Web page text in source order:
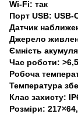
Wi-Fi: так
Порт USB: USB-
Датчик
Джерело
Ємність
Час роботи:
Робоча
Температура
Клас захисту:
Розміри: